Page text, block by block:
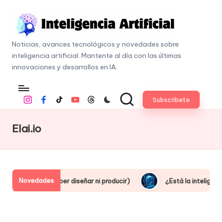
content
I
n
t
e
e
n
c
a
A
Noticias, avances tecnológicos y novedades sobre
inteligencia artificial. Mantente al día con las últimas
innovaciones y desarrollos en IA.
InstagramFacebookTiktokYoutubeThreads Subscribete
Elai.io
Novedades
(sin saber diseñar ni producir) ¿Está la inteligencia